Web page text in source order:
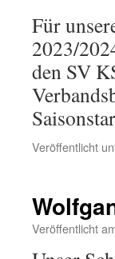
Für
2023/
den SV
Veröffentlicht
Veröffentlicht